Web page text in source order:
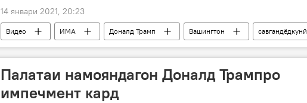
14 январи 2021, 20:23
Видео ИМА Доналд Трамп Вашингтон савгандёдкунӣ
Палатаи намояндагон Доналд Трампро
импечмент кард